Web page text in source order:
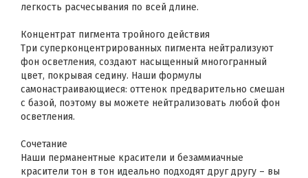
легкость расчесывания по всей длине.
Концентрат пигмента тройного действия
Три суперконцентрированных пигмента нейтрализуют
фон осветления, создают насыщенный многогранный
цвет, покрывая седину. Наши формулы
самонастраивающиеся: оттенок предварительно смешан
с базой, поэтому вы можете нейтрализовать любой фон
осветления.
Сочетание
Наши перманентные красители и безаммиачные
красители тон в тон идеально подходят друг другу – вы